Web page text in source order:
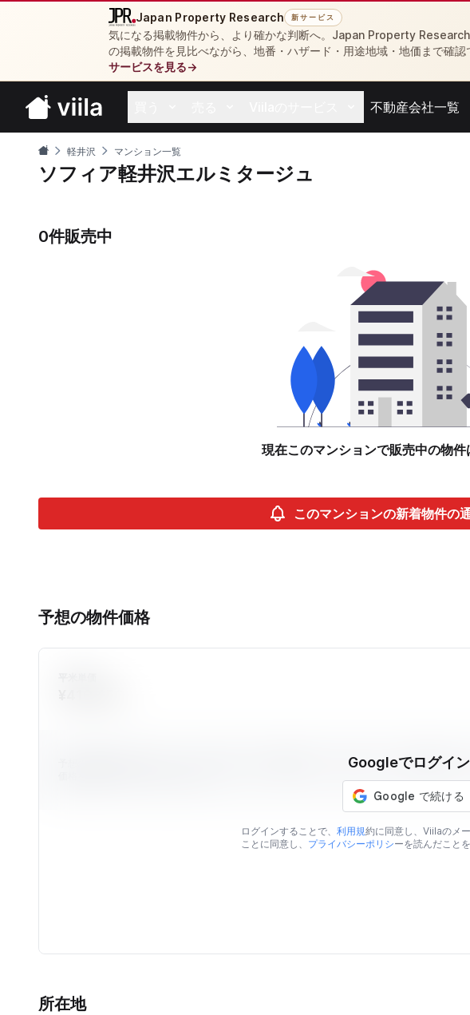
Japan Property Research 新サービス
気になる掲載物件から、より確かな判断へ。Japan Property
の掲載物件を見比べながら、地番・ハザード・用途地域・地価まで確認
サービスを見る→
Open resources menuOpen agent
不動産会社一覧
軽井沢 マンション一覧
ソフィア軽井沢エルミタージュ
0件販売中
現在このマンションで販売中の物件
このマンションの新着物件の
予想の物件価格
Googleでログイン
ログインすることで、 利用規約に同意し、Viilaのメ
ことに同意し、 プライバシーポリシーを読んだこと
予想の物件価格はViilaのデータを元に算出された価格情報です。表示されている予想価格はあ
所在地